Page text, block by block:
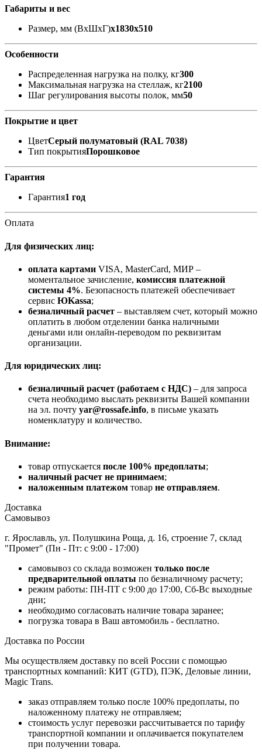
Габариты и вес
Размер, мм (ВхШхГ)x1830x510
Особенности
Распределенная нагрузка на полку, кг300
Максимальная нагрузка на стеллаж, кг2100
Шаг регулирования высоты полок, мм50
Покрытие и цвет
ЦветСерый полуматовый (RAL 7038)
Тип покрытияПорошковое
Гарантия
Гарантия1 год
Оплата
Для физических лиц:
оплата картами VISA, MasterCard, МИР –
моментальное зачисление, комиссия платежной
системы 4%. Безопасность платежей обеспечивает
сервис ЮKassa;
безналичный расчет – выставляем счет, который можно
оплатить в любом отделении банка наличными
деньгами или онлайн-переводом по реквизитам
организации.
Для юридических лиц:
безналичный расчет (работаем с НДС) – для запроса
счета необходимо выслать реквизиты Вашей компании
на эл. почту yar@rossafe.info, в письме указать
номенклатуру и количество.
Внимание:
товар отпускается после 100% предоплаты;
наличный расчет не принимаем;
наложенным платежом товар не отправляем.
Доставка
Самовывоз
г. Ярославль, ул. Полушкина Роща, д. 16, строение 7, склад
"Промет" (Пн - Пт: с 9:00 - 17:00)
самовывоз со склада возможен только после
предварительной оплаты по безналичному расчету;
режим работы: ПН-ПТ с 9:00 до 17:00, Сб-Вс выходные
дни;
необходимо согласовать наличие товара заранее;
погрузка товара в Ваш автомобиль - бесплатно.
Доставка по России
Мы осуществляем доставку по всей России с помощью
транспортных компаний: КИТ (GTD), ПЭК, Деловые линии,
Magic Trans.
заказ отправляем только после 100% предоплаты, по
наложенному платежу не отправляем;
стоимость услуг перевозки рассчитывается по тарифу
транспортной компании и оплачивается покупателем
при получении товара.